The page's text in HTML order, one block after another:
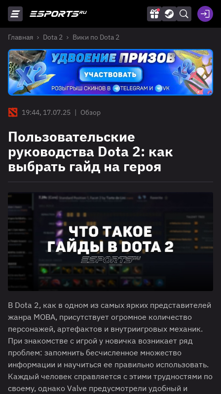
Главная Dota 2 Вики по Dota 2
19:44, 17.07.25 | Обзор
Пользовательские
руководства Dota 2: как
выбрать гайд на героя
В Dota 2, как в одном из самых ярких представителей
жанра MOBA, присутствует огромное количество
персонажей, артефактов и внутриигровых механик.
При знакомстве с игрой у новичка возникает ряд
проблем: запомнить бесчисленное множество
информации и научиться ее правильно использовать.
Каждый человек справляется с этими трудностями по
своему, однако Valve предусмотрели удобный и